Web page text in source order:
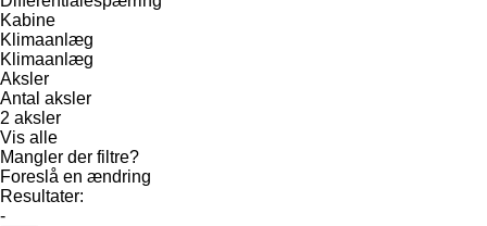
Kabine
Klimaanlæg
Klimaanlæg
Aksler
Antal aksler
2 aksler
Vis alle
Mangler der filtre?
Foreslå en ændring
Resultater:
-